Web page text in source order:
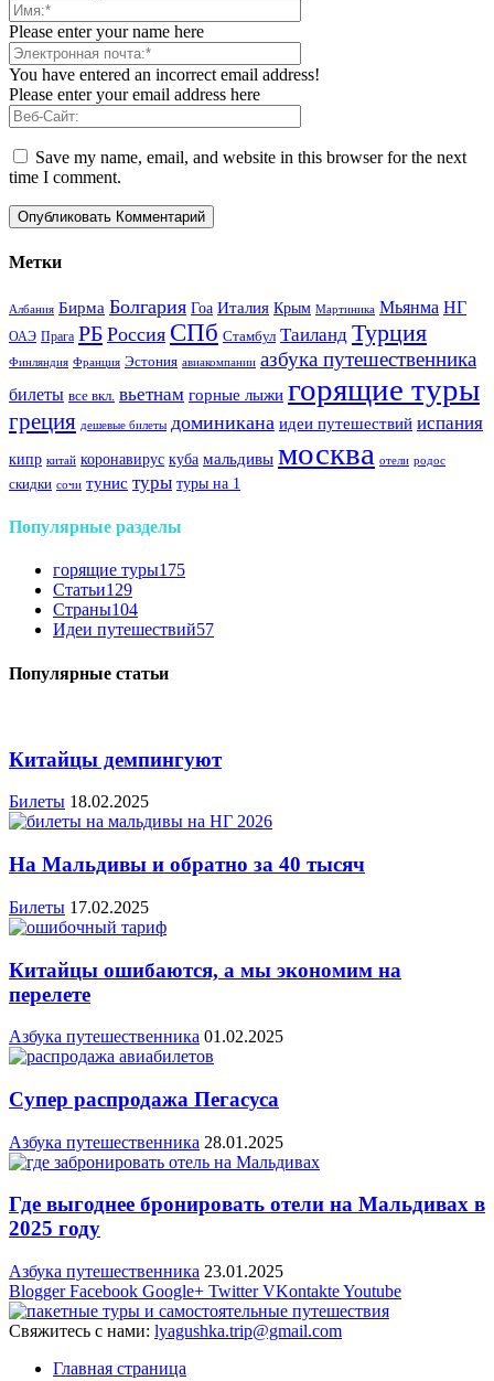
Please enter your name here
You have entered an incorrect email address!
Please enter your email address here
Save my name, email, and website in this browser for the next
time I comment.
Метки
Албания Бирма Болгария Гоа Италия Крым Мартиника Мьянма НГ
ОАЭ Прага РБ Россия СПб Стамбул Таиланд Турция
Финляндия Франция Эстония авиакомпании азбука путешественника
билеты все вкл. вьетнам горные лыжи горящие туры
греция дешевые билеты доминикана идеи путешествий испания
кипр китай коронавирус куба мальдивы москва отели родос
скидки сочи тунис туры туры на 1
Популярные разделы
горящие туры175
Статьи129
Страны104
Идеи путешествий57
Популярные статьи
Китайцы демпингуют
Билеты 18.02.2025
На Мальдивы и обратно за 40 тысяч
Билеты 17.02.2025
Китайцы ошибаются, а мы экономим на
перелете
Азбука путешественника 01.02.2025
Супер распродажа Пегасуса
Азбука путешественника 28.01.2025
Где выгоднее бронировать отели на Мальдивах в
2025 году
Азбука путешественника 23.01.2025
Blogger Facebook Google+ Twitter VKontakteYoutube
Свяжитесь с нами: lyagushka.trip@gmail.com
Главная страница